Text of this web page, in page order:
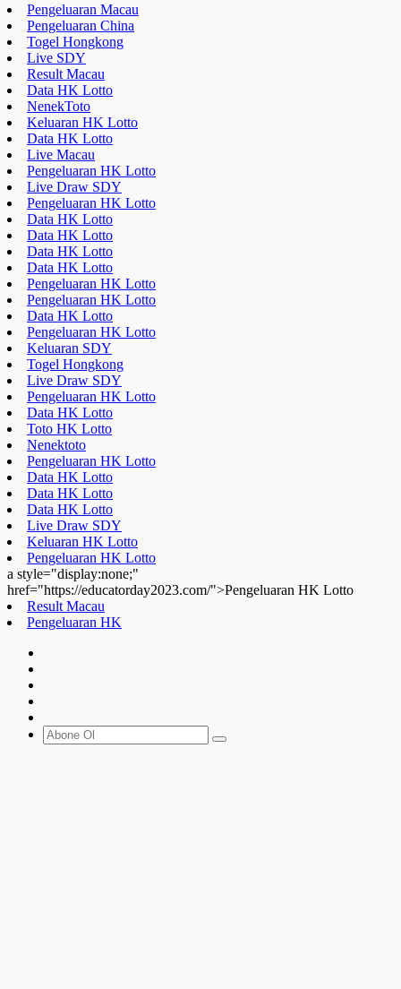
Pengeluaran Macau
Pengeluaran China
Togel Hongkong
Live SDY
Result Macau
Data HK Lotto
NenekToto
Keluaran HK Lotto
Data HK Lotto
Live Macau
Pengeluaran HK Lotto
Live Draw SDY
Pengeluaran HK Lotto
Data HK Lotto
Data HK Lotto
Data HK Lotto
Data HK Lotto
Pengeluaran HK Lotto
Pengeluaran HK Lotto
Data HK Lotto
Pengeluaran HK Lotto
Keluaran SDY
Togel Hongkong
Live Draw SDY
Pengeluaran HK Lotto
Data HK Lotto
Toto HK Lotto
Nenektoto
Pengeluaran HK Lotto
Data HK Lotto
Data HK Lotto
Data HK Lotto
Live Draw SDY
Keluaran HK Lotto
Pengeluaran HK Lotto
a style="display:none;"
href="https://educatorday2023.com/">Pengeluaran HK Lotto
Result Macau
Pengeluaran HK